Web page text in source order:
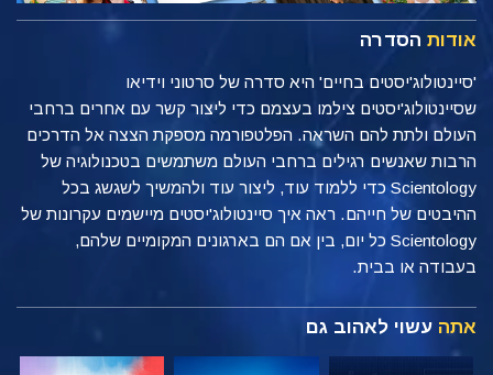
אודות הסדרה
'סיינטולוג'יסטים בחיים' היא סדרה של סרטוני וידיאו
שסיינטולוג'יסטים צילמו בעצמם כדי ליצור קשר עם אחרים ברחבי
העולם ולתת להם השראה. הפלטפורמה מספקת הצצה אל הדרכים
הרבות שאנשים רגילים ברחבי העולם משתמשים בטכנולוגיה של
Scientology כדי ללמוד עוד, ליצור עוד ולהמשיך לשגשג בכל
ההיבטים של חייהם. ראה איך סיינטולוג'יסטים מיישמים עקרונות של
Scientology כל יום, בין אם הם בארגונים המקומיים שלהם,
בעבודה או בבית.
אתה עשוי לאהוב גם